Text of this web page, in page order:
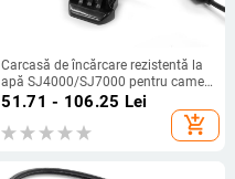
Carcasă de încărcare rezistentă la
apă SJ4000/SJ7000 pentru camere
de acțiune — include carcasă
rezistentă la apă, conector etanș și
cablu de încărcare
51.71 - 106.25 Lei
add_shopping_cart